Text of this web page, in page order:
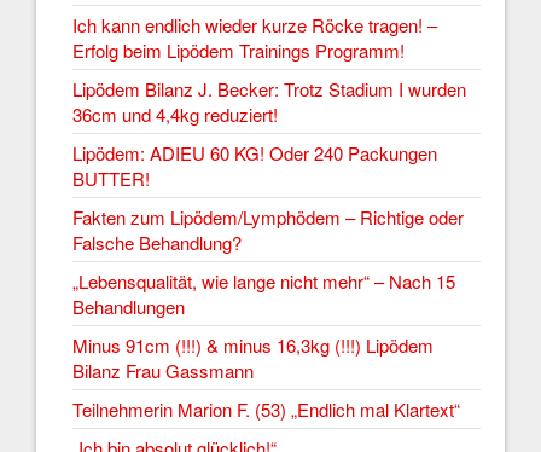
Ich kann endlich wieder kurze Röcke tragen! –
Erfolg beim Lipödem Trainings Programm!
Lipödem Bilanz J. Becker: Trotz Stadium I wurden
36cm und 4,4kg reduziert!
Lipödem: ADIEU 60 KG! Oder 240 Packungen
BUTTER!
Fakten zum Lipödem/Lymphödem – Richtige oder
Falsche Behandlung?
„Lebensqualität, wie lange nicht mehr“ – Nach 15
Behandlungen
Minus 91cm (!!!) & minus 16,3kg (!!!) Lipödem
Bilanz Frau Gassmann
Teilnehmerin Marion F. (53) „Endlich mal Klartext“